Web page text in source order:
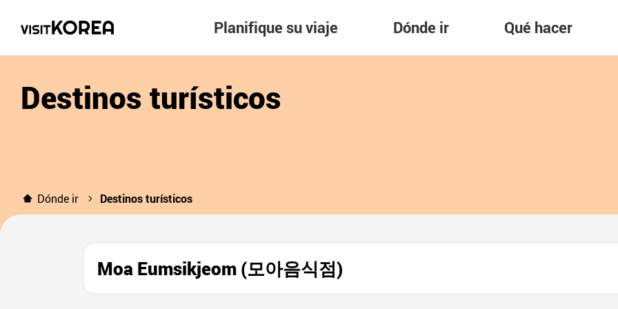
Planifique su viaje Dónde ir Qué hacer
Destinos turísticos
Dónde ir Destinos turísticos
Moa Eumsikjeom (모아음식점)